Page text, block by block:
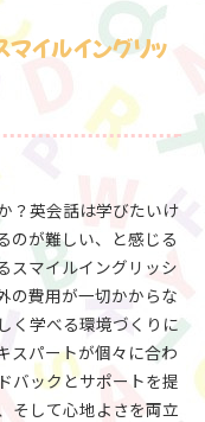
イルイングリッ
？英会話は学びたいけ
のが難しい、と感じる
スマイルイングリッシ
の費用が一切かからな
く学べる環境づくりに
スパートが個々に合わ
バックとサポートを提
そして心地よさを両立